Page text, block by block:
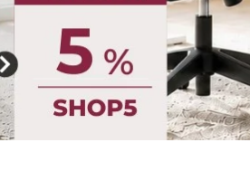
1 von 5
Folie laden 2 von 5
Folie laden 3 von 5
Folie laden 4 von 5
Folie laden 5